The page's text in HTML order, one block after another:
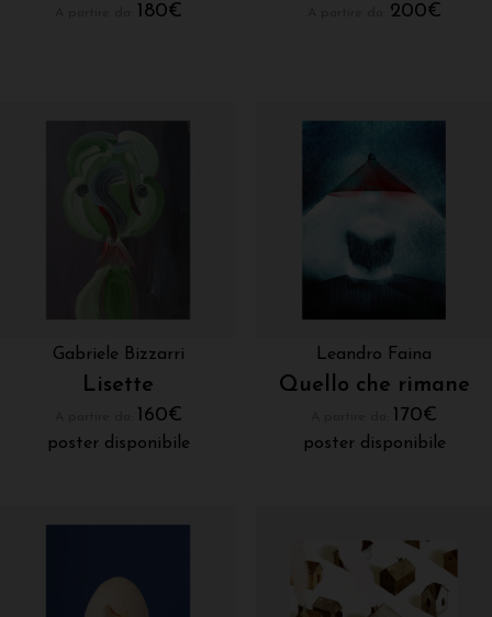
180€ 200€
Gabriele Bizzarri
Lisette
160€
poster disponibile
Leandro Faina
Quello che rimane
170€
poster disponibile